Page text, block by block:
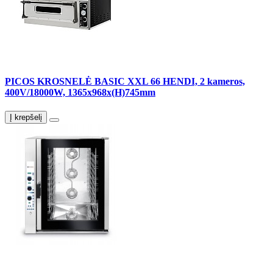
PICOS KROSNELĖ BASIC XXL 66 HENDI, 2 kameros,
400V/18000W, 1365x968x(H)745mm
Į krepšelį